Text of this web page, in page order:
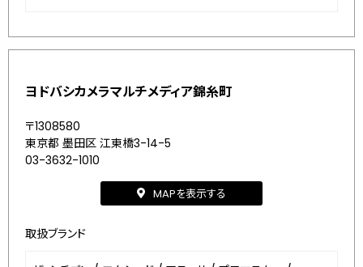
ヨドバシカメラマルチメディア錦糸町
〒1308580
東京都 墨田区 江東橋3-14-5
03-3632-1010
MAPを表示する
取扱ブランド